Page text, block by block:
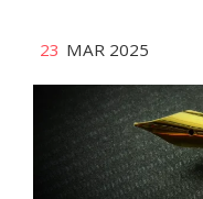
23 MAR 2025